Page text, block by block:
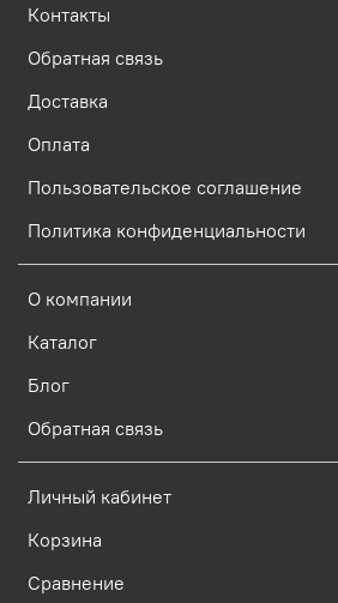
Контакты
Обратная связь
Доставка
Оплата
Пользовательское соглашение
Политика конфиденциальности
О компании
Каталог
Блог
Обратная связь
Личный кабинет
Корзина
Сравнение